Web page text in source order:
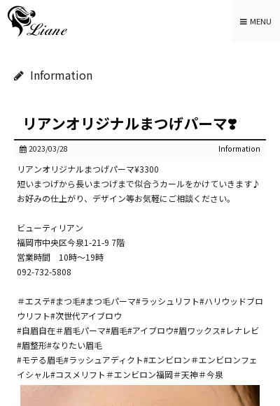
MENU
Information
リアンオリジナルまつげパーマ❣️
2023/03/28 Information
リアンオリジナルまつげパーマ¥3300
短いまつげから長いまつげまで似合うカールをかけていきます♪
お好みの仕上がり、デザイン等お気軽にご相談ください。
ビューティリアン
福岡市中央区今泉1-21-9 7階
営業時間 10時～19時
092-732-5808
＃エステ#まつ毛#まつ毛パーマ#ラッシュリフト#ハリウッドブロ
ウリフト#次世代アイブロウ
#自眉自在＃眉毛パーマ#眉毛#アイブロウ#眉ワックス#レナレビ
#眉整形#なりたい眉毛
#モテる眉毛#ラッシュアディクト#エンビロン＃エンビロンフェ
イシャル#コスメリフト＃エンビロン福岡＃天神＃今泉